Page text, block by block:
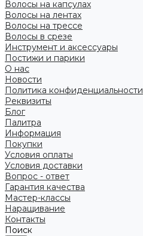
Волосы на капсулах
Волосы на лентах
Волосы на трессе
Волосы в срезе
Инструмент и аксессуары
Постижи и парики
О нас
Новости
Политика конфиденциальности
Реквизиты
Блог
Палитра
Информация
Покупки
Условия оплаты
Условия доставки
Вопрос - ответ
Гарантия качества
Мастер-классы
Наращивание
Контакты
Поиск